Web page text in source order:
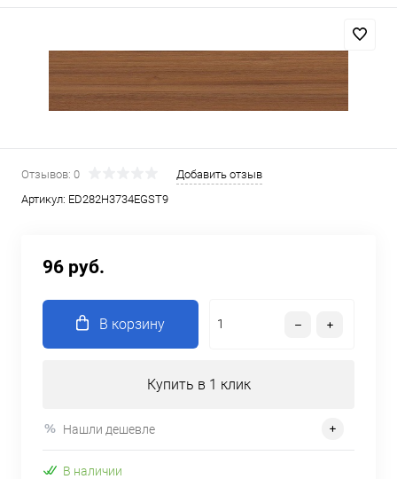
Отзывов: 0
Добавить отзыв
Артикул: ED282H3734EGST9
96 руб.
В корзину
Купить в 1 клик
Нашли дешевле
В наличии